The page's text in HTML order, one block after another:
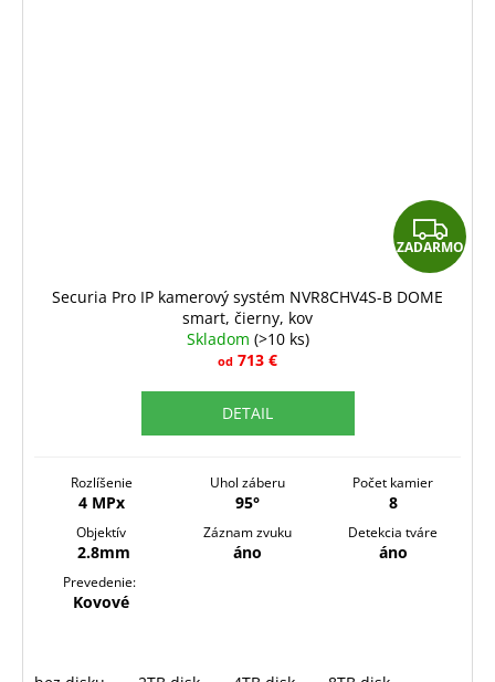
Z
A
ZADARMO
Securia Pro IP kamerový systém NVR8CHV4S-B DOME
smart, čierny, kov
Skladom (>10 ks)
od 713 €
DETAIL
Rozlíšenie
4 MPx
Uhol záberu
95°
Počet kamier
8
Objektív
2.8mm
Záznam zvuku
áno
Detekcia tváre
áno
Prevedenie:
Kovové